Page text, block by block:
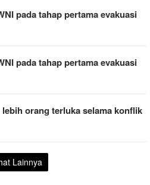
pada tahap pertama evakuasi
pada tahap pertama evakuasi
orang terluka selama konflik
Lainnya